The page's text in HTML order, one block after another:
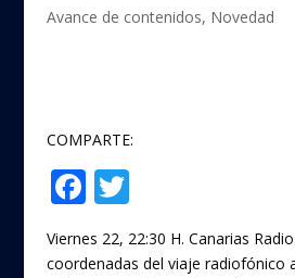
Avance de contenidos, Novedad
COMPARTE:
F
ac
e
T
w
itt
Viernes 22, 22:30 H. Canarias
coordenadas del viaje radiofónico